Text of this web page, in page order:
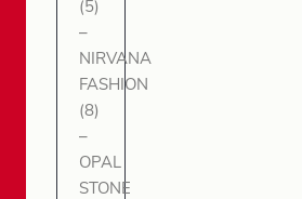
(5)
–
NIRVANA
FASHION
(8)
–
OPAL
STONE